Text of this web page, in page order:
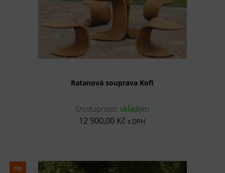
Ratanová souprava Kofi
Dostupnost: skladem
12 900,00 Kč s DPH
tip